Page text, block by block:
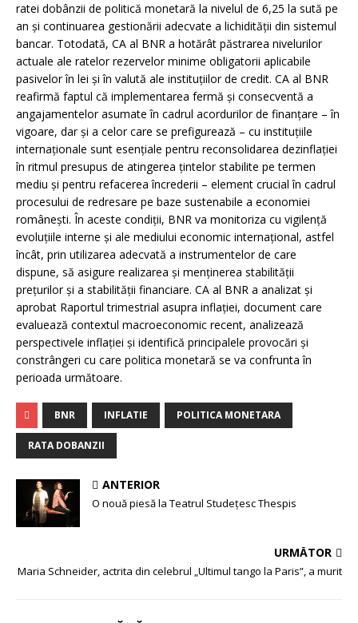
ratei dobânzii de politică monetară la nivelul de 6,25 la sută pe
an şi continuarea gestionării adecvate a lichidităţii din sistemul
bancar. Totodată, CA al BNR a hotărât păstrarea nivelurilor
actuale ale ratelor rezervelor minime obligatorii aplicabile
pasivelor în lei şi în valută ale instituţiilor de credit. CA al BNR
reafirmă faptul că implementarea fermă şi consecventă a
angajamentelor asumate în cadrul acordurilor de finanţare – în
vigoare, dar şi a celor care se prefigurează – cu instituţiile
internaţionale sunt esenţiale pentru reconsolidarea dezinflaţiei
în ritmul presupus de atingerea ţintelor stabilite pe termen
mediu şi pentru refacerea încrederii – element crucial în cadrul
procesului de redresare pe baze sustenabile a economiei
româneşti. În aceste condiţii, BNR va monitoriza cu vigilenţă
evoluţiile interne şi ale mediului economic internaţional, astfel
încât, prin utilizarea adecvată a instrumentelor de care
dispune, să asigure realizarea şi menţinerea stabilităţii
preţurilor şi a stabilităţii financiare. CA al BNR a analizat şi
aprobat Raportul trimestrial asupra inflaţiei, document care
evaluează contextul macroeconomic recent, analizează
perspectivele inflaţiei şi identifică principalele provocări şi
constrângeri cu care politica monetară se va confrunta în
perioada următoare.
BNR INFLATIE POLITICA MONETARA
RATA DOBANZII
ANTERIOR
O nouă piesă la Teatrul Studeţesc Thespis
URMĂTOR
Maria Schneider, actrita din celebrul „Ultimul tango la Paris”, a murit